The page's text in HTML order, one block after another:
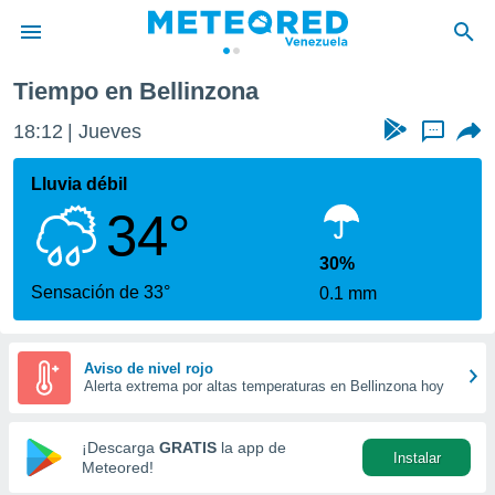
de
ha
para
que se
calidad.
a este
las
y
forma
digital
basada
Tiempo en Bellinzona
18:12 Jueves ...
Lluvia débil
34°
Sensación de 33°
30%
0.1 mm
Aviso de nivel rojo
Alerta extrema por altas temperaturas en Bellinzona hoy
¡Descarga GRATIS la app de
Meteored!
Instalar